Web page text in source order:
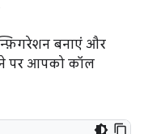
बनाएं और
पर आपको कॉल